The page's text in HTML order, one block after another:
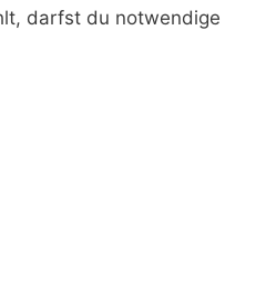
darfst du notwendige